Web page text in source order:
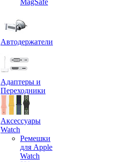
MagSafe
Автодержатели
Адаптеры и
Переходники
Аксессуары
Watch
Ремешки
для Apple
Watch